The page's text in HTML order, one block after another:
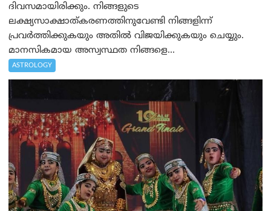
ദിവസമായിരിക്കും. നിങ്ങളുടെ
ലക്ഷ്യസാക്ഷാത്കരണത്തിനുവേണ്ടി നിങ്ങളിന്ന്
പ്രവർത്തിക്കുകയും അതില്‍ വിജയിക്കുകയും ചെയ്യും.
മാനസികമായ അസ്വസ്ഥത നിങ്ങളെ...
ASTROLOGY